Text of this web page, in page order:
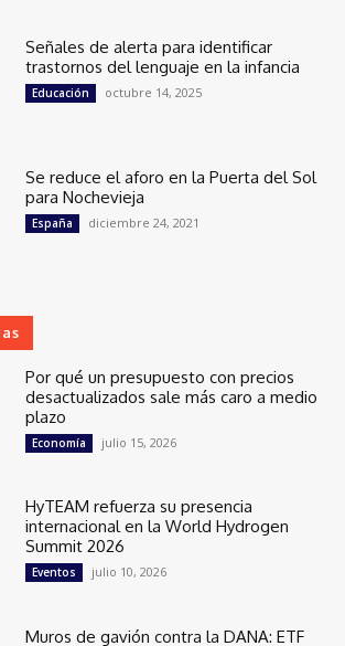
Señales de alerta para identificar
trastornos del lenguaje en la infancia
Educación octubre 14, 2025
Se reduce el aforo en la Puerta del Sol
para Nochevieja
España diciembre 24, 2021
Por qué un presupuesto con precios
desactualizados sale más caro a medio
plazo
Economía julio 15, 2026
HyTEAM refuerza su presencia
internacional en la World Hydrogen
Summit 2026
Eventos julio 10, 2026
Muros de gavión contra la DANA: ETF